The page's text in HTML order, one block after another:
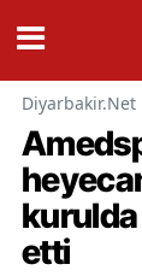
Diyarbakir.Net
kurulda
etti